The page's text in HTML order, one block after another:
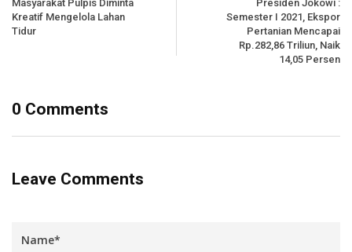
Masyarakat Pulpis Diminta
Kreatif Mengelola Lahan
Tidur
Presiden Jokowi :
Semester I 2021, Ekspor
Pertanian Mencapai
Rp.282,86 Triliun, Naik
14,05 Persen
0 Comments
Leave Comments